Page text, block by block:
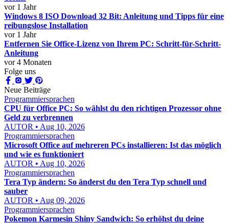
vor 1 Jahr
Windows 8 ISO Download 32 Bit: Anleitung und Tipps für eine
reibungslose Installation
vor 1 Jahr
Entfernen Sie Office-Lizenz von Ihrem PC: Schritt-für-Schritt-
Anleitung
vor 4 Monaten
Folge uns
Neue Beiträge
Programmiersprachen
CPU für Office PC: So wählst du den richtigen Prozessor ohne
Geld zu verbrennen
AUTOR • Aug 10, 2026
Programmiersprachen
Microsoft Office auf mehreren PCs installieren: Ist das möglich
und wie es funktioniert
AUTOR • Aug 10, 2026
Programmiersprachen
Tera Typ ändern: So änderst du den Tera Typ schnell und
sauber
AUTOR • Aug 09, 2026
Programmiersprachen
Pokemon Karmesin Shiny Sandwich: So erhöhst du deine